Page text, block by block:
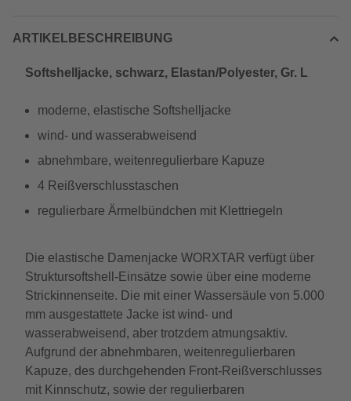
ARTIKELBESCHREIBUNG
Softshelljacke, schwarz, Elastan/Polyester, Gr. L
moderne, elastische Softshelljacke
wind- und wasserabweisend
abnehmbare, weitenregulierbare Kapuze
4 Reißverschlusstaschen
regulierbare Ärmelbündchen mit Klettriegeln
Die elastische Damenjacke WORXTAR verfügt über
Struktursoftshell-Einsätze sowie über eine moderne
Strickinnenseite. Die mit einer Wassersäule von 5.000
mm ausgestattete Jacke ist wind- und
wasserabweisend, aber trotzdem atmungsaktiv.
Aufgrund der abnehmbaren, weitenregulierbaren
Kapuze, des durchgehenden Front-Reißverschlusses
mit Kinnschutz, sowie der regulierbaren